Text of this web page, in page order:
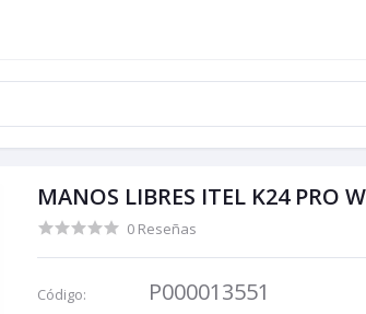
MANOS LIBRES ITEL K24 PRO
0 Reseñas
Código: P000013551